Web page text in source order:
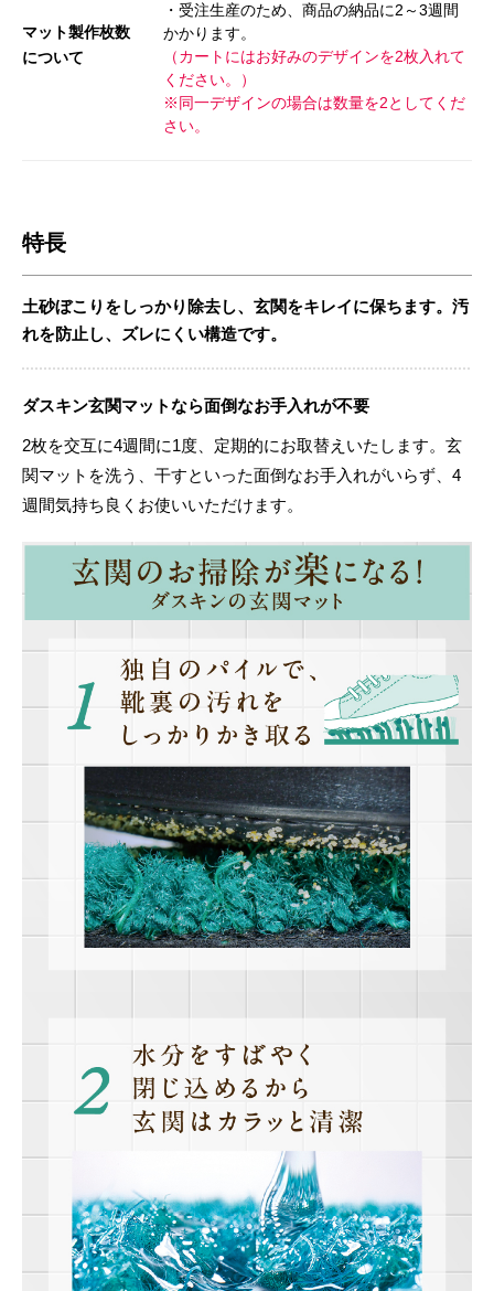
マット製作枚数
について
・受注生産のため、商品の納品に2～3週間
かかります。
（カートにはお好みのデザインを2枚入れて
ください。）
※同一デザインの場合は数量を2としてくだ
さい。
特長
土砂ぼこりをしっかり除去し、玄関をキレイに保ちます。汚
れを防止し、ズレにくい構造です。
ダスキン玄関マットなら面倒なお手入れが不要
2枚を交互に4週間に1度、定期的にお取替えいたします。玄
関マットを洗う、干すといった面倒なお手入れがいらず、4
週間気持ち良くお使いいただけます。